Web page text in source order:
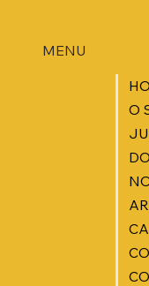
MENU
O